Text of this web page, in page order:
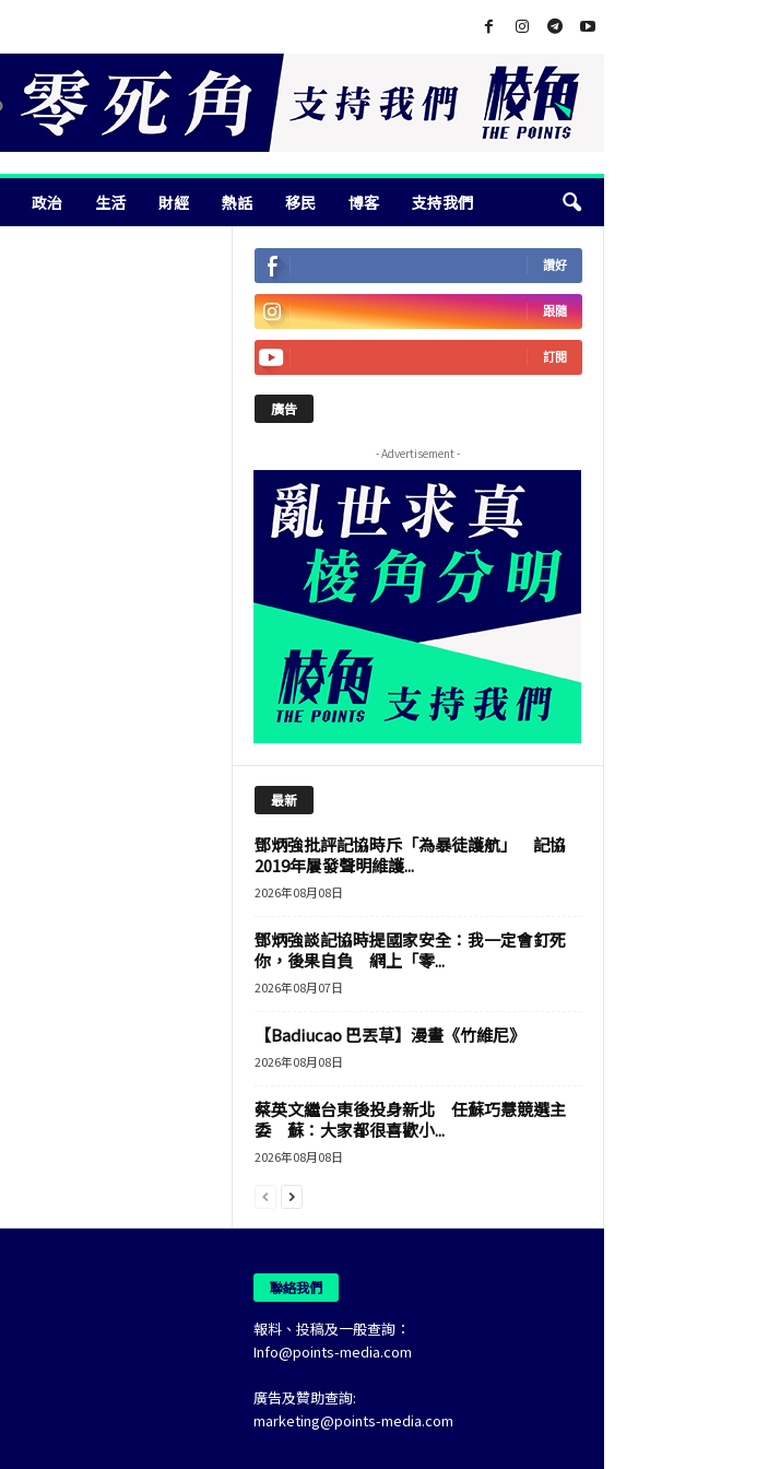
政治 生活 財經 熱話 移民 博客 支持我們
讚好
跟隨
訂閱
廣告
- Advertisement -
最新
鄧炳強批評記協時斥「為暴徒護航」 記協
2019年屢發聲明維護...
2026年08月08日
鄧炳強談記協時提國家安全：我一定會釘死
你，後果自負 網上「零...
2026年08月07日
【Badiucao 巴丟草】漫畫《竹維尼》
2026年08月08日
蔡英文繼台東後投身新北 任蘇巧慧競選主
委 蘇：大家都很喜歡小...
2026年08月08日
聯絡我們
報料、投稿及一般查詢：
Info@points-media.com
廣告及贊助查詢:
marketing@points-media.com